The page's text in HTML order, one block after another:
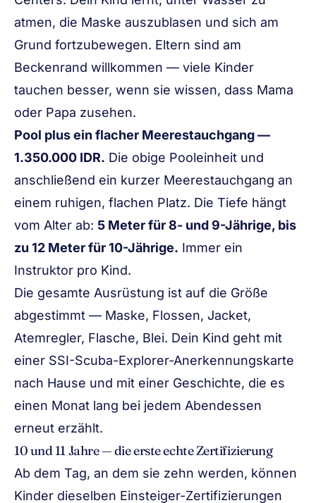
atmen, die Maske auszublasen und sich am
Grund fortzubewegen. Eltern sind am
Beckenrand willkommen — viele Kinder
tauchen besser, wenn sie wissen, dass Mama
oder Papa zusehen.
Pool plus ein flacher Meerestauchgang —
1.350.000 IDR. Die obige Pooleinheit und
anschließend ein kurzer Meerestauchgang an
einem ruhigen, flachen Platz. Die Tiefe hängt
vom Alter ab: 5 Meter für 8- und 9-Jährige, bis
zu 12 Meter für 10-Jährige. Immer ein
Instruktor pro Kind.
Die gesamte Ausrüstung ist auf die Größe
abgestimmt — Maske, Flossen, Jacket,
Atemregler, Flasche, Blei. Dein Kind geht mit
einer SSI-Scuba-Explorer-Anerkennungskarte
nach Hause und mit einer Geschichte, die es
einen Monat lang bei jedem Abendessen
erneut erzählt.
10 und 11 Jahre — die erste echte Zertifizierung
Ab dem Tag, an dem sie zehn werden, können
Kinder dieselben Einsteiger-Zertifizierungen